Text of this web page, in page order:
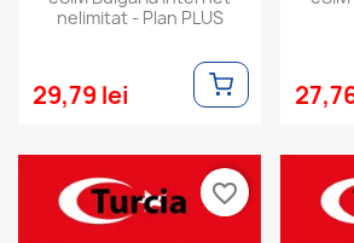
nelimitat - Plan PLUS
29,79 lei
favorite_border